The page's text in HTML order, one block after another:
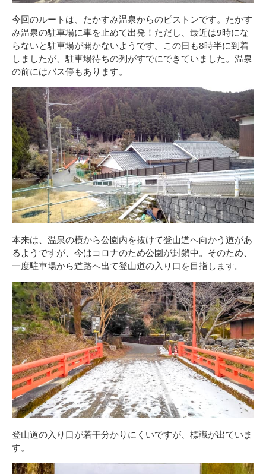
今回のルートは、たかすみ温泉からのピストンです。たかす
み温泉の駐車場に車を止めて出発！ただし、最近は9時にな
らないと駐車場が開かないようです。この日も8時半に到着
しましたが、駐車場待ちの列がすでにできていました。温泉
の前にはバス停もあります。
本来は、温泉の横から公園内を抜けて登山道へ向かう道があ
るようですが、今はコロナのため公園が封鎖中。そのため、
一度駐車場から道路へ出て登山道の入り口を目指します。
登山道の入り口が若干分かりにくいですが、標識が出ていま
す。